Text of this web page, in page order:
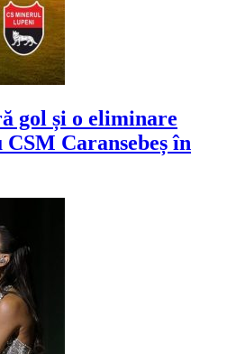
gol și o eliminare
Caransebeș în